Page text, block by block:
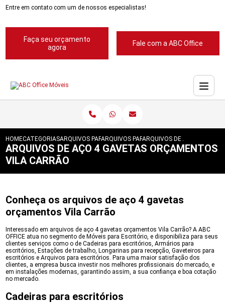
Entre em contato com um de nossos especialistas!
Faça seu orçamento
agora
Fale com a ABC Office
HOMECATEGORIASARQUIVOS PARA ESCRITORIOS
ARQUIVOS PARA ESCRITORIOS ABC
ARQUIVOS DE ACO 4
ARQUIVOS DE AÇO 4 GAVETAS ORÇAMENTOS
VILA CARRÃO
Conheça os arquivos de aço 4 gavetas
orçamentos Vila Carrão
Interessado em arquivos de aço 4 gavetas orçamentos Vila Carrão? A ABC
OFFICE atua no segmento de Móveis para Escritório, e disponibiliza para seus
clientes serviços como o de Cadeiras para escritórios, Armários para
escritórios, Estações de trabalho, Longarinas para recepção, Gaveteiros para
escritórios e Arquivos para escritórios. Para uma maior satisfação dos
clientes, a empresa busca investir nos melhores profissionais do mercado, e
em instalações modernas, garantindo assim, a sua confiança e boa cotação
no mercado.
Cadeiras para escritórios